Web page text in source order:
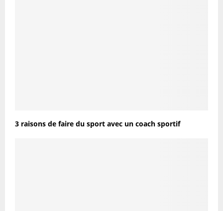
3 raisons de faire du sport avec un coach sportif